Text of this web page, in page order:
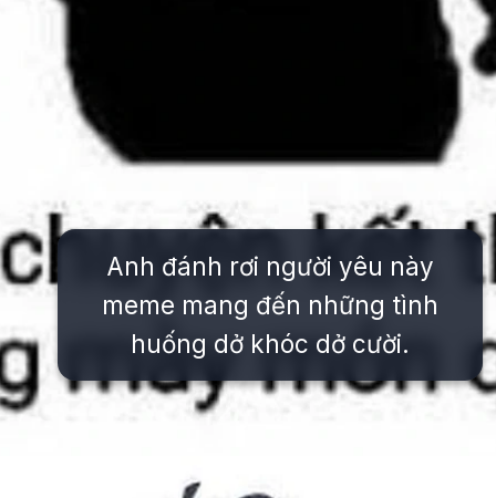
Anh đánh rơi người yêu này
meme mang đến những tình
huống dở khóc dở cười.
https://issiloo.edu.vn/meme-danh